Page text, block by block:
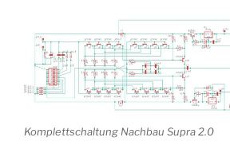
Komplettschaltung Nachbau Supra 2.0